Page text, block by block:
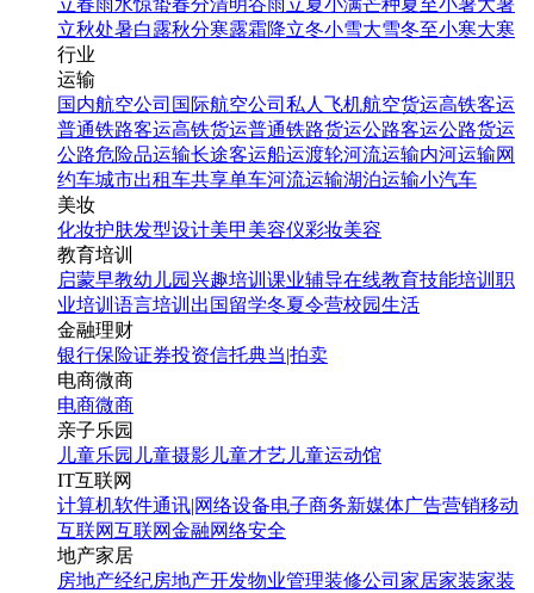
简约杂志风个人心情日签
手机海报
找相似
手机海报
立秋处暑白露秋分寒露霜降立冬小雪大雪冬至小寒大寒
行业
运输
国内航空公司 国际航空公司 私人飞机航空货运高铁客运
普通铁路客运高铁货运普通铁路货运公路客运公路货运
公路危险品运输长途客运船运渡轮河流运输内河运输网
约车城市出租车共享单车河流运输湖泊运输小汽车
美妆
化妆护肤发型设计美甲 美容仪彩妆美容
教育培训
启蒙早教幼儿园 兴趣培训 课业辅导在线教育技能培训 职
业培训 语言培训 出国留学冬夏令营校园生活
金融理财
银行保险证券投资信托典当|拍卖
电商微商
电商微商
亲子乐园
儿童乐园 儿童摄影 儿童才艺 儿童运动馆
IT互联网
计算机软件通讯|网络设备电子商务新媒体广告营销移动
互联网互联网金融网络安全
地产家居
房地产经纪房地产开发物业管理装修公司 家居家装家装